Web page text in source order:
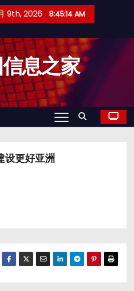
9th, 2026 8:45:15 AM
息之家
更好亚洲